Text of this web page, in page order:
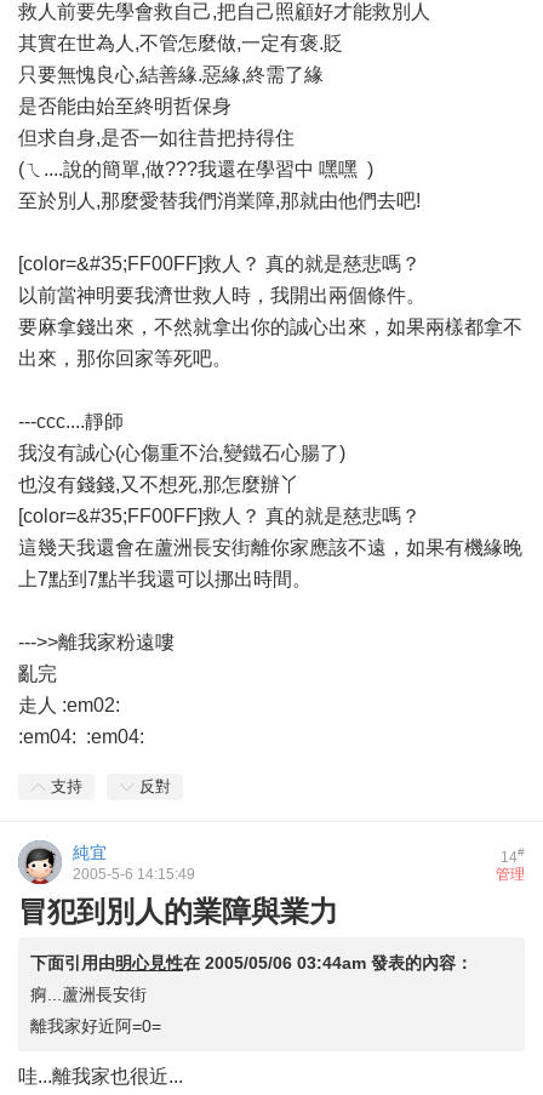
救人前要先學會救自己,把自己照顧好才能救別人
其實在世為人,不管怎麼做,一定有褒.貶
只要無愧良心,結善緣.惡緣,終需了緣
是否能由始至終明哲保身
但求自身,是否一如往昔把持得住
(ㄟ....說的簡單,做???我還在學習中 嘿嘿 )
至於別人,那麼愛替我們消業障,那就由他們去吧!
[color=&#35;FF00FF]救人？ 真的就是慈悲嗎？
以前當神明要我濟世救人時，我開出兩個條件。
要麻拿錢出來，不然就拿出你的誠心出來，如果兩樣都拿不
出來，那你回家等死吧。
---ccc....靜師
我沒有誠心(心傷重不治,變鐵石心腸了)
也沒有錢錢,又不想死,那怎麼辦丫
[color=&#35;FF00FF]救人？ 真的就是慈悲嗎？
這幾天我還會在蘆洲長安街離你家應該不遠，如果有機緣晚
上7點到7點半我還可以挪出時間。
--->>離我家粉遠嘍
亂完
走人 :em02:
:em04: :em04:
支持 反對
14#
純宜
管理
2005-5-6 14:15:49
冒犯到別人的業障與業力
下面引用由明心見性在 2005/05/06 03:44am 發表的內容：
痾...蘆洲長安街
離我家好近阿=0=
哇...離我家也很近...